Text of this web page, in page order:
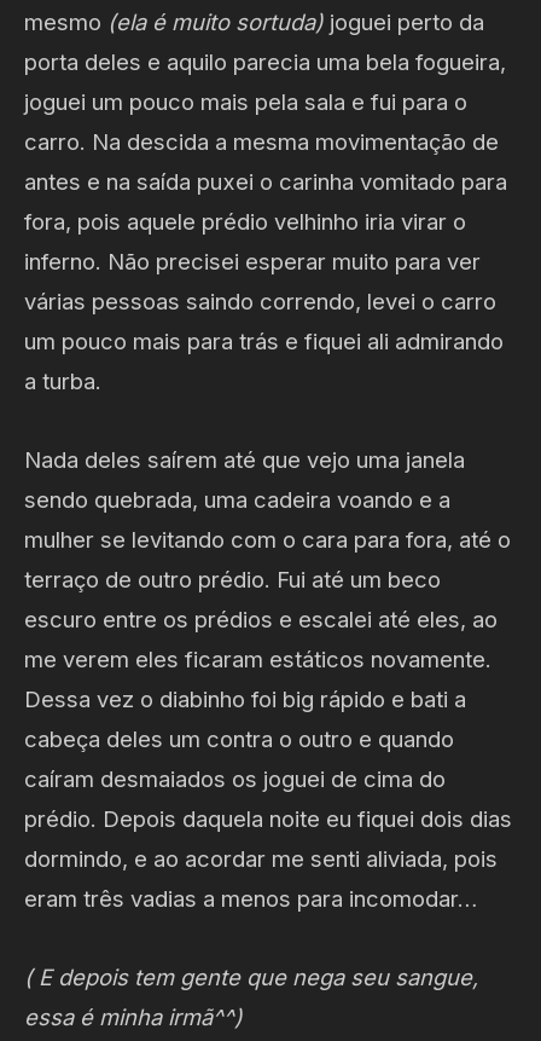
mesmo (ela é muito sortuda) joguei perto da
porta deles e aquilo parecia uma bela fogueira,
joguei um pouco mais pela sala e fui para o
carro. Na descida a mesma movimentação de
antes e na saída puxei o carinha vomitado para
fora, pois aquele prédio velhinho iria virar o
inferno. Não precisei esperar muito para ver
várias pessoas saindo correndo, levei o carro
um pouco mais para trás e fiquei ali admirando
a turba.
Nada deles saírem até que vejo uma janela
sendo quebrada, uma cadeira voando e a
mulher se levitando com o cara para fora, até o
terraço de outro prédio. Fui até um beco
escuro entre os prédios e escalei até eles, ao
me verem eles ficaram estáticos novamente.
Dessa vez o diabinho foi big rápido e bati a
cabeça deles um contra o outro e quando
caíram desmaiados os joguei de cima do
prédio. Depois daquela noite eu fiquei dois dias
dormindo, e ao acordar me senti aliviada, pois
eram três vadias a menos para incomodar…
( E depois tem gente que nega seu sangue,
essa é minha irmã^^)